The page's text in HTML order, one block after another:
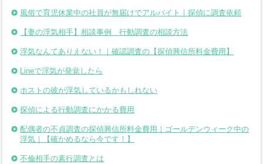
風俗で育児休業中の社員が無届けでアルバイト｜探偵に調査依頼
【妻の浮気相手】相談事例 行動調査の相談方法
浮気なんてありえない！｜確認調査の【探偵興信所料金費用】
Lineで浮気が発覚したら
ホストの彼が浮気しているかもしれない
探偵による行動調査にかかる費用
配偶者の不貞調査の探偵興信所料金費用｜ゴールデンウィーク中の
浮気｜【確かめるなら今です！】
不倫相手の素行調査とは